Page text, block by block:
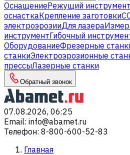
ОснащениеРежущий инструмент
оснасткаКрепление заготовки
электроэрозииДля лазера
инструментГибочный
ОборудованиеФрезерные
станкиЭлектроэрозионные
прессыЛазерные станки
Обратный звонок
07.08.2026, 06:25
Email: info@abamet.ru
Телефон: 8-800-600-52-83
Главная